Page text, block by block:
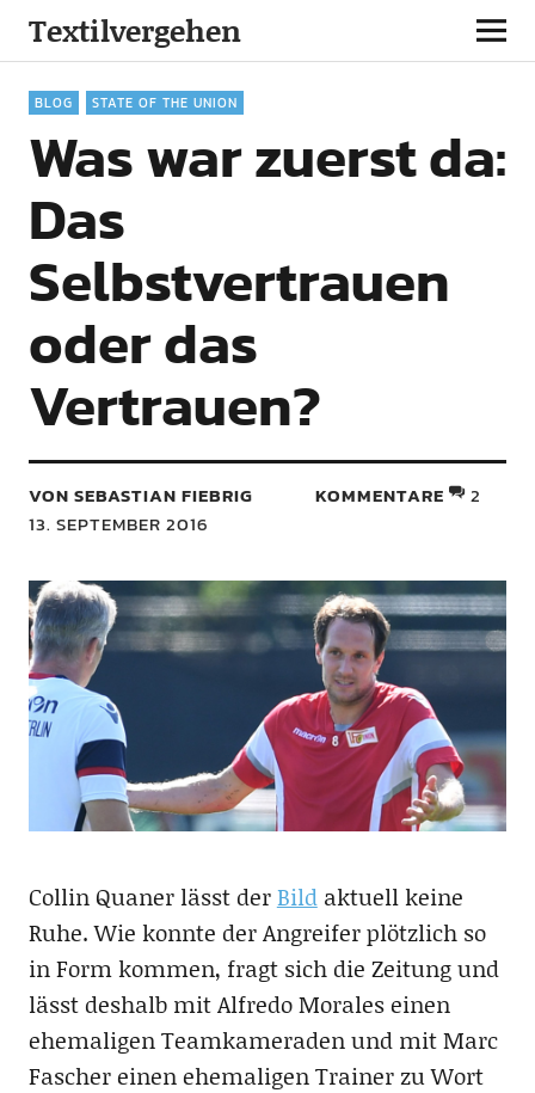
Textilvergehen
BLOG STATE OF THE UNION
Was war zuerst da:
Das
Selbstvertrauen
oder das
Vertrauen?
VON SEBASTIAN FIEBRIG
13. SEPTEMBER 2016
KOMMENTARE 2
Collin Quaner lässt derBildaktuell keine
Ruhe. Wie konnte der Angreifer plötzlich so
in Form kommen, fragt sich die Zeitung und
lässt deshalb mit Alfredo Morales einen
ehemaligen Teamkameraden und mit Marc
Fascher einen ehemaligen Trainer zu Wort